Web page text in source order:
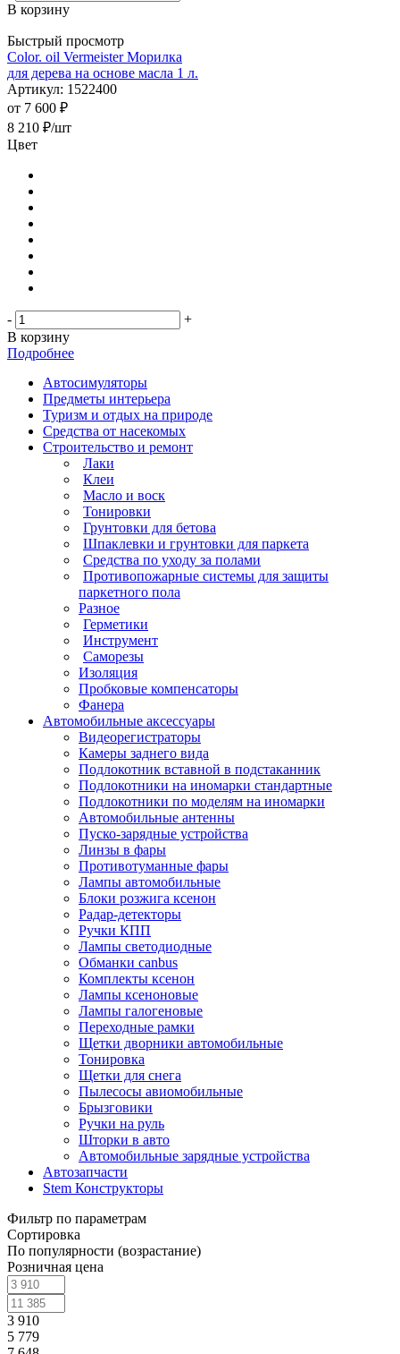
В корзину
Быстрый просмотр
Color. oil Vermeister Морилка
для дерева на основе масла 1 л.
Артикул: 1522400
от 7 600 ₽
8 210 ₽/шт
Цвет
-
+
В корзину
Подробнее
Автосимуляторы
Предметы интерьера
Туризм и отдых на природе
Средства от насекомых
Строительство и ремонт
Лаки
Клеи
Масло и воск
Тонировки
Грунтовки для бетова
Шпаклевки и грунтовки для паркета
Средства по уходу за полами
Противопожарные системы для защиты
паркетного пола
Разное
Герметики
Инструмент
Саморезы
Изоляция
Пробковые компенсаторы
Фанера
Автомобильные аксессуары
Видеорегистраторы
Камеры заднего вида
Подлокотник вставной в подстаканник
Подлокотники на иномарки стандартные
Подлокотники по моделям на иномарки
Автомобильные антенны
Пуско-зарядные устройства
Линзы в фары
Противотуманные фары
Лампы автомобильные
Блоки розжига ксенон
Радар-детекторы
Ручки КПП
Лампы светодиодные
Обманки canbus
Комплекты ксенон
Лампы ксеноновые
Лампы галогеновые
Переходные рамки
Щетки дворники автомобильные
Тонировка
Щетки для снега
Пылесосы авиомобильные
Брызговики
Ручки на руль
Шторки в авто
Автомобильные зарядные устройства
Автозапчасти
Stem Конструкторы
Фильтр по параметрам
Сортировка
По популярности (возрастание)
Розничная цена
3 910
5 779